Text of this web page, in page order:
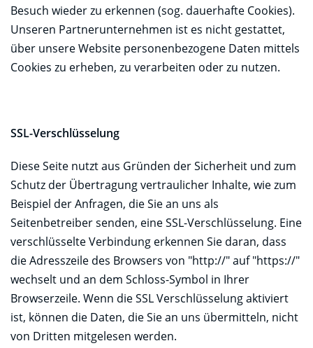
Besuch wieder zu erkennen (sog. dauerhafte Cookies).
Unseren Partnerunternehmen ist es nicht gestattet,
über unsere Website personenbezogene Daten mittels
Cookies zu erheben, zu verarbeiten oder zu nutzen.
SSL-Verschlüsselung
Diese Seite nutzt aus Gründen der Sicherheit und zum
Schutz der Übertragung vertraulicher Inhalte, wie zum
Beispiel der Anfragen, die Sie an uns als
Seitenbetreiber senden, eine SSL-Verschlüsselung. Eine
verschlüsselte Verbindung erkennen Sie daran, dass
die Adresszeile des Browsers von "http://" auf "https://"
wechselt und an dem Schloss-Symbol in Ihrer
Browserzeile. Wenn die SSL Verschlüsselung aktiviert
ist, können die Daten, die Sie an uns übermitteln, nicht
von Dritten mitgelesen werden.